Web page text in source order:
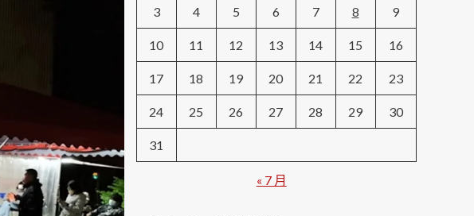
3 4 5 6 7 8 9
10 11 12 13 14 15 16
17 18 19 20 21 22 23
24 25 26 27 28 29 30
31
« 7 月